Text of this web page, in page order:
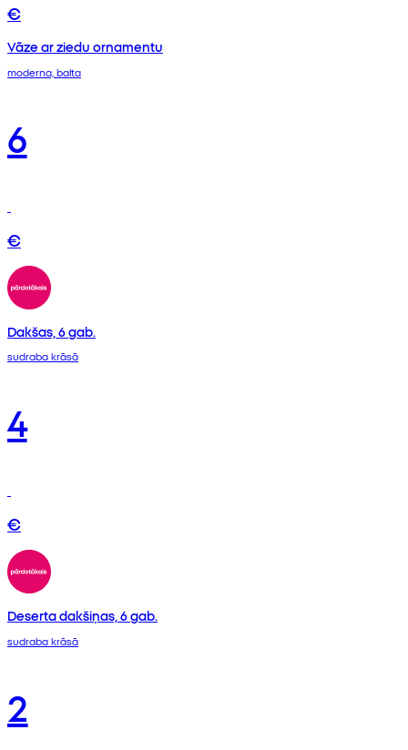
€
Vāze ar ziedu ornamentu
moderna, balta
6
€
Dakšas, 6 gab.
sudraba krāsā
4
€
Deserta dakšiņas, 6 gab.
sudraba krāsā
2